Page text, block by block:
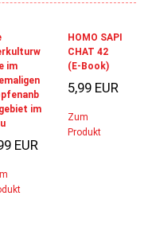
im
im
EUR
HOMO SAPI
CHAT 42
(E-Book)
5,99 EUR
Zum
Produkt